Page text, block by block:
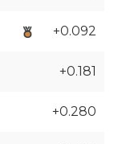
+0.092
+0.181
+0.280